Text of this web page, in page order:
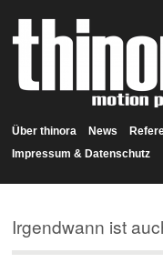
Über thinora News
Impressum & Datenschutz
Irgendwann ist